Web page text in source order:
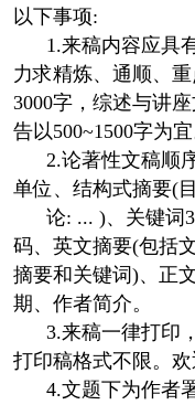
以下事项:
1.来稿内容应具有
力求精炼、通顺、
3000字，综述与讲
告以500~1500字为宜
2.论著性文稿顺序
单位、结构式摘要(
论: ... )、关键词
码、英文摘要(包括
摘要和关键词)、正
期、作者简介。
3.来稿一律打印，
打印稿格式不限。欢
4.文题下为作者署